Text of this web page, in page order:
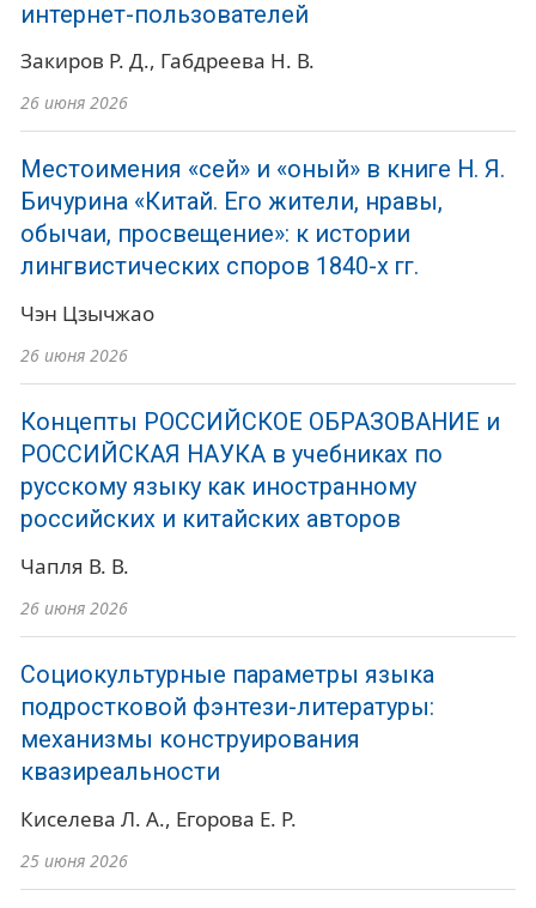
интернет-пользователей
Закиров Р. Д. Габдреева Н. В.
26 июня 2026
Местоимения «сей» и «оный» в книге Н. Я.
Бичурина «Китай. Его жители, нравы,
обычаи, просвещение»: к истории
лингвистических споров 1840-х гг.
Чэн Цзычжао
26 июня 2026
Концепты РОССИЙСКОЕ ОБРАЗОВАНИЕ и
РОССИЙСКАЯ НАУКА в учебниках по
русскому языку как иностранному
российских и китайских авторов
Чапля В. В.
26 июня 2026
Социокультурные параметры языка
подростковой фэнтези-литературы:
механизмы конструирования
квазиреальности
Киселева Л. А. Егорова Е. Р.
25 июня 2026